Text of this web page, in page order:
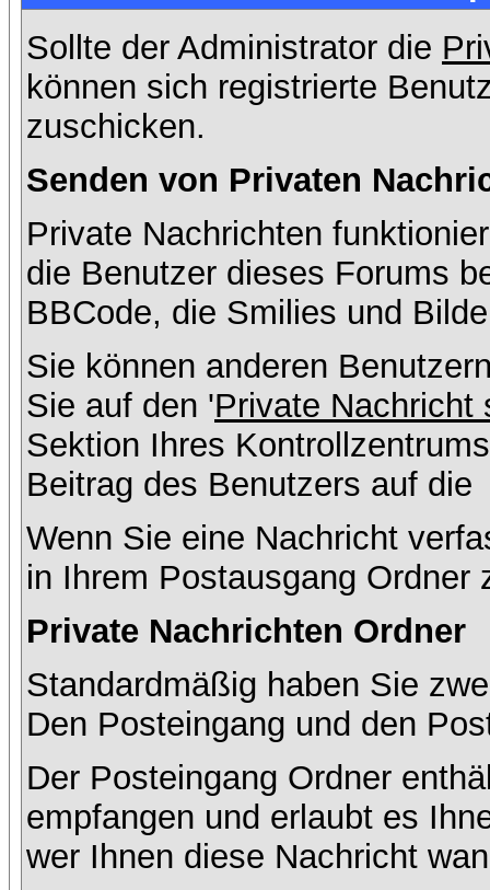
Sollte der Administrator die
können sich registrierte
zuschicken.
Senden von Privaten
Private Nachrichten
die Benutzer dieses Forums
BBCode, die Smilies und
Sie können anderen
Sie auf den 'Private Nachricht
Sektion Ihres
Beitrag des Benutzers auf die
Wenn Sie eine Nachricht
in Ihrem Postausgang Ordner
Private Nachrichten Ordner
Standardmäßig haben Sie
Den Posteingang und den
Der Posteingang Ordner
empfangen und erlaubt es
wer Ihnen diese Nachricht